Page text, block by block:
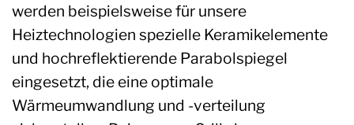
werden beispielsweise für unsere
Heiztechnologien spezielle Keramikelemente
und hochreflektierende Parabolspiegel
eingesetzt, die eine optimale
Wärmeumwandlung und -verteilung